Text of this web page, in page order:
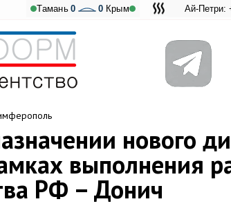
Ай-Петри: +18.6°C
Тамань 0 0 Крым
нового
выполнения
РФ – Донич